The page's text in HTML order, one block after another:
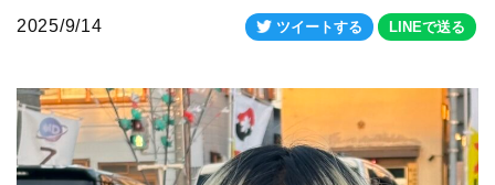
2025/9/14 ツイートする LINEで送る